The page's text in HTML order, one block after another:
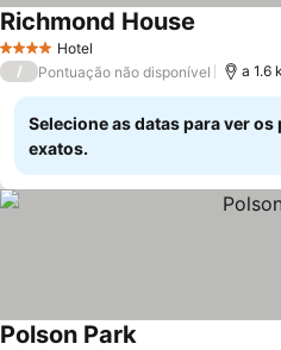
4 EstrelasHotel
Richmond House
/ Pontuação não disponível a 1.6
Selecione as datas para ver os
exatos.
Polson Park